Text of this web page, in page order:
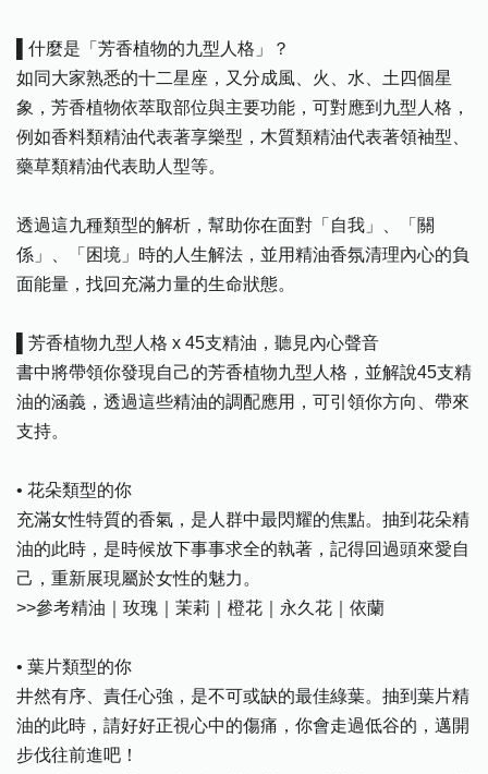
▌什麼是「芳香植物的九型人格」？
如同大家熟悉的十二星座，又分成風、火、水、土四個星
象，芳香植物依萃取部位與主要功能，可對應到九型人格，
例如香料類精油代表著享樂型，木質類精油代表著領袖型、
藥草類精油代表助人型等。
透過這九種類型的解析，幫助你在面對「自我」、「關
係」、「困境」時的人生解法，並用精油香氛清理內心的負
面能量，找回充滿力量的生命狀態。
▌芳香植物九型人格 x 45支精油，聽見內心聲音
書中將帶領你發現自己的芳香植物九型人格，並解說45支精
油的涵義，透過這些精油的調配應用，可引領你方向、帶來
支持。
• 花朵類型的你
充滿女性特質的香氣，是人群中最閃耀的焦點。抽到花朵精
油的此時，是時候放下事事求全的執著，記得回過頭來愛自
己，重新展現屬於女性的魅力。
>>參考精油｜玫瑰｜茉莉｜橙花｜永久花｜依蘭
• 葉片類型的你
井然有序、責任心強，是不可或缺的最佳綠葉。抽到葉片精
油的此時，請好好正視心中的傷痛，你會走過低谷的，邁開
步伐往前進吧！